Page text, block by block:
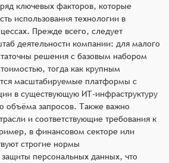
ключевых факторов, которые
использования технологии в
Прежде всего, следует
деятельности компании: для малого
решения с базовым набором
тогда как крупным
масштабируемые платформы с
в существующую ИТ-инфраструктуру
объёма запросов. Также важно
и соответствующие требования к
в финансовом секторе или
строгие нормы
персональных данных, что